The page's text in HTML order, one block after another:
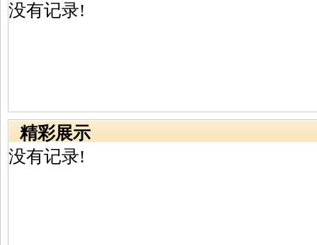
没有记录!
精彩展示
没有记录!